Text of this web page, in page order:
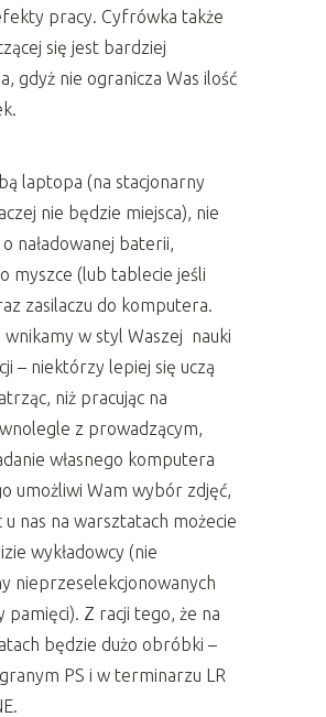
pracy. Cyfrówka także
się jest bardziej
gdyż nie ogranicza Was ilość
laptopa (na stacjonarny
nie będzie miejsca), nie
naładowanej baterii,
myszce (lub tablecie jeśli
zasilaczu do komputera.
wnikamy w styl Waszej nauki
– niektórzy lepiej się uczą
niż pracując na
z prowadzącym,
własnego komputera
umożliwi Wam wybór zdjęć,
nas na warsztatach możecie
wykładowcy (nie
nieprzeselekcjonowanych
pamięci). Z racji tego, że na
będzie dużo obróbki –
PS i w terminarzu LR